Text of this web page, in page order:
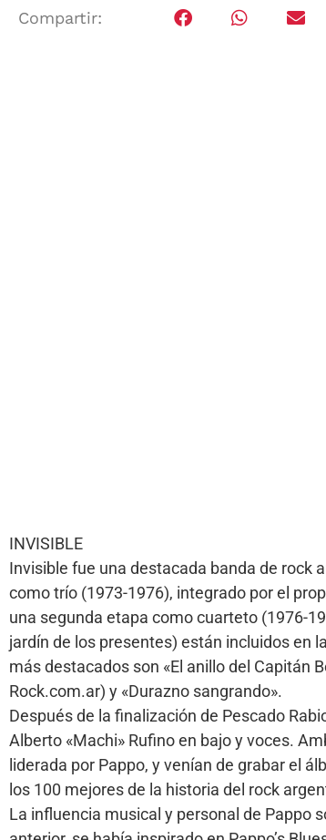
Compartir:
INVISIBLE
Invisible fue una destacada banda de rock
como trío (1973-1976), integrado por el
una segunda etapa como cuarteto (1976-
jardín de los presentes) están incluidos en
más destacados son «El anillo del Capitán
Rock.com.ar) y «Durazno sangrando».
Después de la finalización de Pescado
Alberto «Machi» Rufino en bajo y voces.
liderada por Pappo, y venían de grabar el
los 100 mejores de la historia del rock
La influencia musical y personal de Pappo